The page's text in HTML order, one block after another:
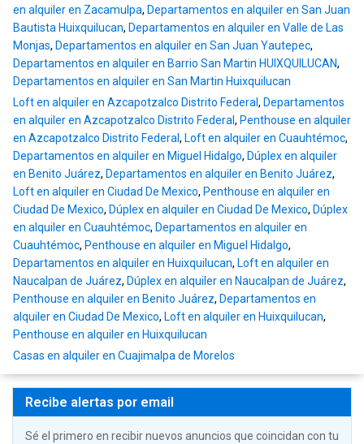
en alquiler en Zacamulpa, Departamentos en alquiler en San Juan
Bautista Huixquilucan, Departamentos en alquiler en Valle de Las
Monjas, Departamentos en alquiler en San Juan Yautepec,
Departamentos en alquiler en Barrio San Martin HUIXQUILUCAN,
Departamentos en alquiler en San Martin Huixquilucan
Loft en alquiler en Azcapotzalco Distrito Federal, Departamentos
en alquiler en Azcapotzalco Distrito Federal, Penthouse en alquiler
en Azcapotzalco Distrito Federal, Loft en alquiler en Cuauhtémoc,
Departamentos en alquiler en Miguel Hidalgo, Dúplex en alquiler
en Benito Juárez, Departamentos en alquiler en Benito Juárez,
Loft en alquiler en Ciudad De Mexico, Penthouse en alquiler en
Ciudad De Mexico, Dúplex en alquiler en Ciudad De Mexico, Dúplex
en alquiler en Cuauhtémoc, Departamentos en alquiler en
Cuauhtémoc, Penthouse en alquiler en Miguel Hidalgo,
Departamentos en alquiler en Huixquilucan, Loft en alquiler en
Naucalpan de Juárez, Dúplex en alquiler en Naucalpan de Juárez,
Penthouse en alquiler en Benito Juárez, Departamentos en
alquiler en Ciudad De Mexico, Loft en alquiler en Huixquilucan,
Penthouse en alquiler en Huixquilucan
Casas en alquiler en Cuajimalpa de Morelos
Recibe alertas por email
Sé el primero en recibir nuevos anuncios que coincidan con tu